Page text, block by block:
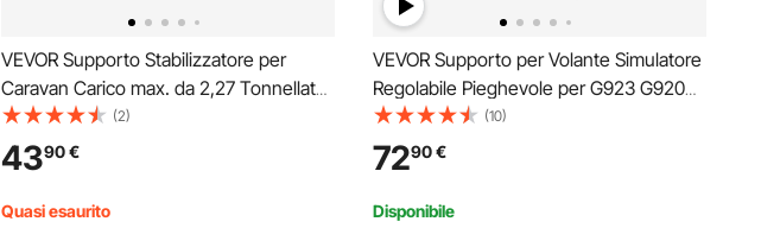
VEVOR Supporto Stabilizzatore per
Caravan Carico max. da 2,27 Tonnellate,
Set di Cavalletti da 2 Pezzi per Roulotte
Rimorchio di Parcheggio Altezza
Regolabile 500-1230mm, Supporto per
Camper Caravan
(2)
4390€
Quasi esaurito
VEVOR Supporto per Volante Simulatore
Regolabile Pieghevole per G923 G920
G29 G27, Thrustmaster T300RS TX
F458 T500RS T3PA-PRO (F1/GT)
Gaming Cockpit, Simulatore di Pedaliera
(10)
7290€
Disponibile